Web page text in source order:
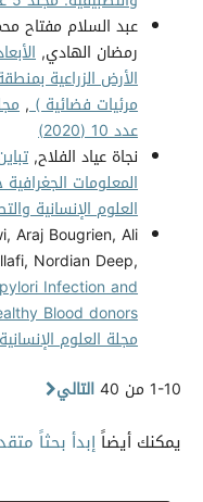
عبد السلام مفتاح
رمضان الهادي,
الأرض الزراعية
مرئيات فضائية ),
عدد 10 (2020)
نجاة عياد الفلاح,
المعلومات الجغرافية خلال
العلوم الإنسانية
Araj Bougrien, Ali
Nordian Deep,
Infection and
Blood donors.
مجلة العلوم الإنسانية
1-10 من 40
التالي
يمكنك أيضاًإبدأ بحثاً